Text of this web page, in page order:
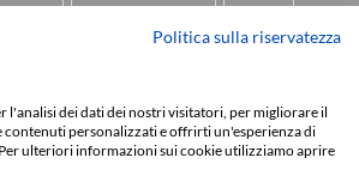
daWe Blink Design
Politica sulla riservatezza
l'analisi dei dati dei nostri visitatori, per migliorare il
contenuti personalizzati e offrirti un'esperienza di
ulteriori informazioni sui cookie utilizziamo aprire